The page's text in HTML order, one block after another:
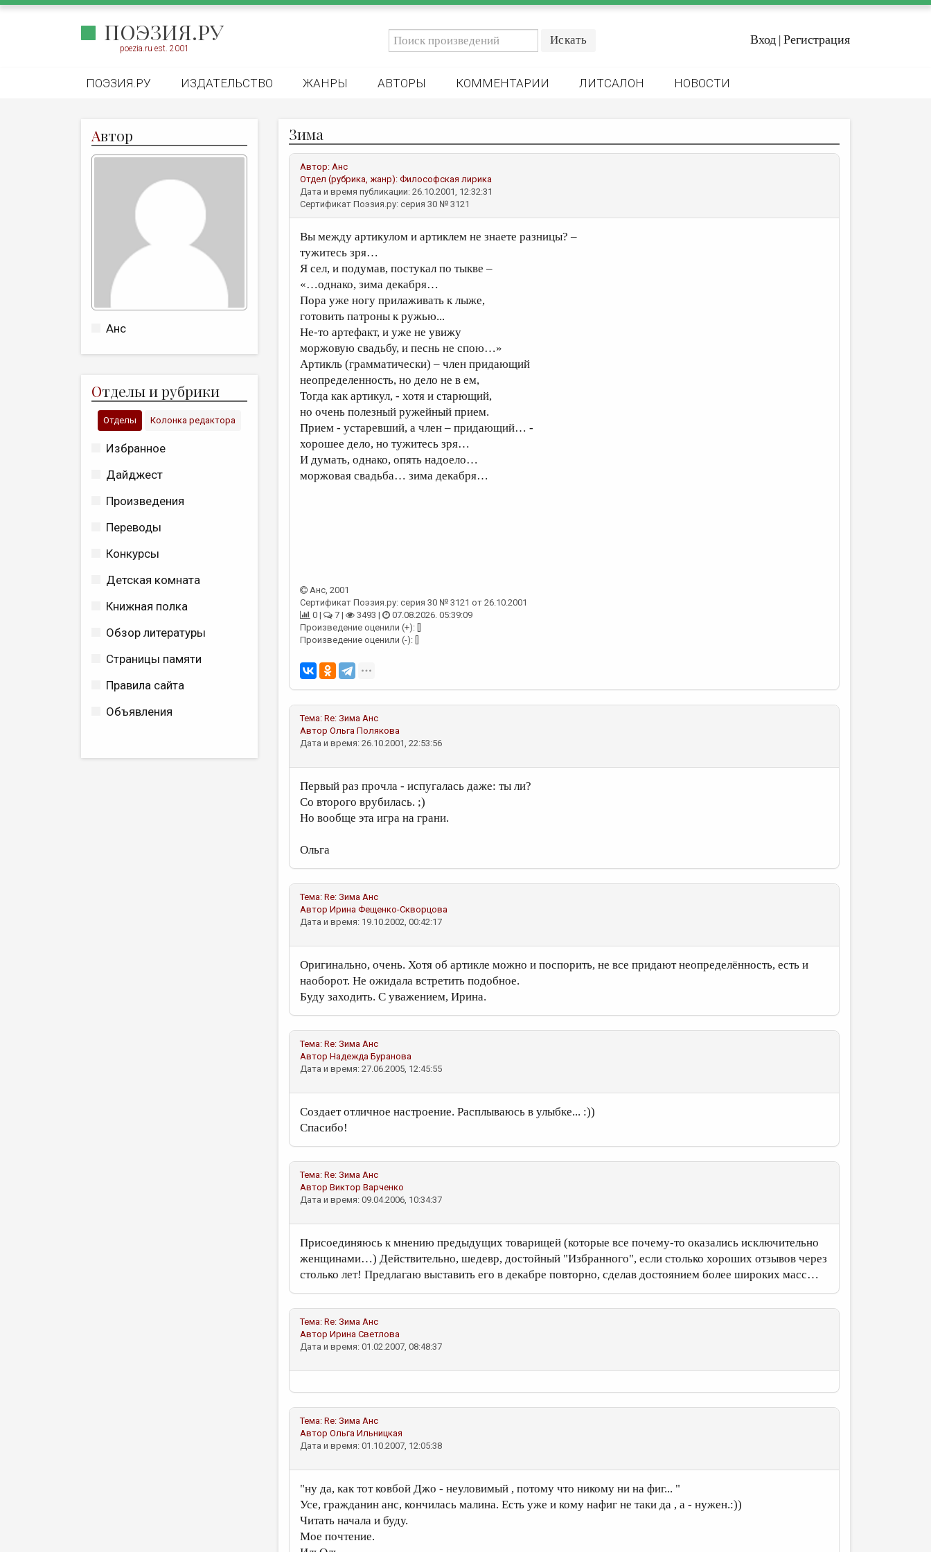
ПОЭЗИЯ.РУ
poezia.ru est. 2001
Вход | Регистрация
ПОЭЗИЯ.РУ ИЗДАТЕЛЬСТВО ЖАНРЫ АВТОРЫ КОММЕНТАРИИ ЛИТСАЛОН НОВОСТИ
Автор
Анс
Отделы и рубрики
Отделы Колонка редактора
Избранное
Дайджест
Произведения
Переводы
Конкурсы
Детская комната
Книжная полка
Обзор литературы
Страницы памяти
Правила сайта
Объявления
Зима
Автор: Анс
Отдел (рубрика, жанр): Философская лирика
Дата и время публикации: 26.10.2001, 12:32:31
Сертификат Поэзия.ру: серия 30 № 3121
Вы между артикулом и артиклем не знаете разницы? –
тужитесь зря…
Я сел, и подумав, постукал по тыкве –
«…однако, зима декабря…
Пора уже ногу прилаживать к лыже,
готовить патроны к ружью...
Не-то артефакт, и уже не увижу
моржовую свадьбу, и песнь не спою…»
Артикль (грамматически) – член придающий
неопределенность, но дело не в ем,
Тогда как артикул, - хотя и старющий,
но очень полезный ружейный прием.
Прием - устаревший, а член – придающий… -
хорошее дело, но тужитесь зря…
И думать, однако, опять надоело…
моржовая свадьба… зима декабря…
Анс, 2001
Сертификат Поэзия.ру: серия 30 № 3121 от 26.10.2001
0 |
7 | 3493 |
07.08.2026. 05:39:09
Произведение оценили (+): []
Произведение оценили (-): []
Тема: Re: Зима Анс
Автор Ольга Полякова
Дата и время: 26.10.2001, 22:53:56
Первый раз прочла - испугалась даже: ты ли?
Со второго врубилась. ;)
Но вообще эта игра на грани.
Ольга
Тема: Re: Зима Анс
Автор Ирина Фещенко-Скворцова
Дата и время: 19.10.2002, 00:42:17
Оригинально, очень. Хотя об артикле можно и поспорить, не все придают неопределённость, есть и
наоборот. Не ожидала встретить подобное.
Буду заходить. С уважением, Ирина.
Тема: Re: Зима Анс
Автор Надежда Буранова
Дата и время: 27.06.2005, 12:45:55
Создает отличное настроение. Расплываюсь в улыбке... :))
Спасибо!
Тема: Re: Зима Анс
Автор Виктор Варченко
Дата и время: 09.04.2006, 10:34:37
Присоединяюсь к мнению предыдущих товарищей (которые все почему-то оказались исключительно
женщинами…) Действительно, шедевр, достойный "Избранного", если столько хороших отзывов через
столько лет! Предлагаю выставить его в декабре повторно, сделав достоянием более широких масс…
Тема: Re: Зима Анс
Автор Ирина Светлова
Дата и время: 01.02.2007, 08:48:37
Тема: Re: Зима Анс
Автор Ольга Ильницкая
Дата и время: 01.10.2007, 12:05:38
"ну да, как тот ковбой Джо - неуловимый , потому что никому ни на фиг... "
Усе, гражданин анс, кончилась малина. Есть уже и кому нафиг не таки да , а - нужен.:))
Читать начала и буду.
Мое почтение.